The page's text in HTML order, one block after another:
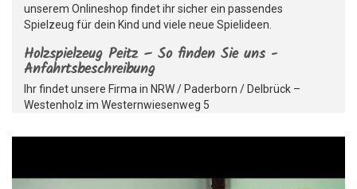
unserem Onlineshop findet ihr sicher ein passendes
Spielzeug für dein Kind und viele neue Spielideen.
Holzspielzeug Peitz – So finden Sie uns -
Anfahrtsbeschreibung
Ihr findet unsere Firma in NRW / Paderborn / Delbrück –
Westenholz im Westernwiesenweg 5